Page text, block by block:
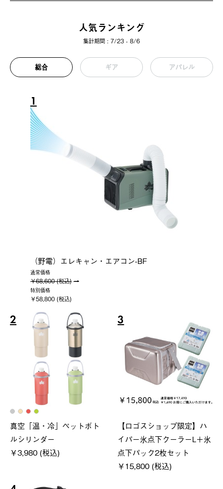
人気ランキング
集計期間 : 7/23 - 8/6
総合 ギア アパレル
1
（野電）エレキャン・エアコン-BF
通常価格
￥68,600 (税込)
特別価格
￥58,800 (税込)
2
真空「温・冷」ペットボト
ルシリンダー
￥3,980 (税込)
3
【ロゴスショップ限定】ハ
イパー氷点下クーラーL＋氷
点下パック2枚セット
￥15,800 (税込)